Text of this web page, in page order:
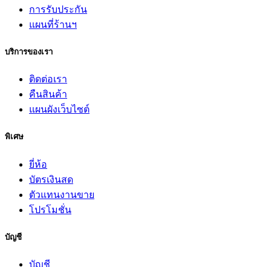
การรับประกัน
แผนที่ร้านฯ
บริการของเรา
ติดต่อเรา
คืนสินค้า
แผนผังเว็บไซต์
พิเศษ
ยี่ห้อ
บัตรเงินสด
ตัวแทนงานขาย
โปรโมชั่น
บัญชี
บัญชี